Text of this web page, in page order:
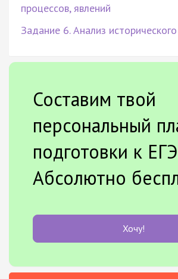
процессов, явлений
Задание 6. Анализ
Составим твой
персональный
подготовки к
Абсолютно
Хочу!